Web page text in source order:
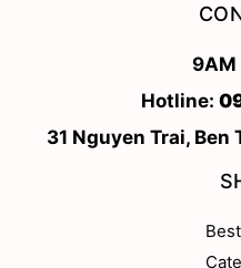
9AM
Hotline:
31 Nguyen Trai, Ben